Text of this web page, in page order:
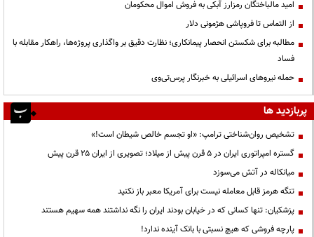
امید مالباختگان رمزارز آبکی به فروش اموال محکومان
از التماس تا فروپاشی هژمونی دلار
مطالبه برای شکستن انحصار پیمانکاری؛ نظارت دقیق بر واگذاری پروژه‌ها، راهکار مقابله با
فساد
حمله نیروهای اسرائیلی به خبرنگار پرس‌تی‌وی
پربازدید ها
تشخیص روان‌شناختی ترامپ: «او تجسم خالص شیطان است!»
گستره امپراتوری ایران در ۵ قرن پیش از میلاد؛ تصویری از ایران ۲۵ قرن پیش
میانکاله در آتش می‌سوزد
تنگه هرمز قابل معامله نیست برای آمریکا معبر باز نکنید
پزشکیان: تنها کسانی که در خیابان بودند ایران را نگه نداشتند همه سهیم هستند
پارچه فروشی که هیچ نسبتی با بانک آینده ندارد!